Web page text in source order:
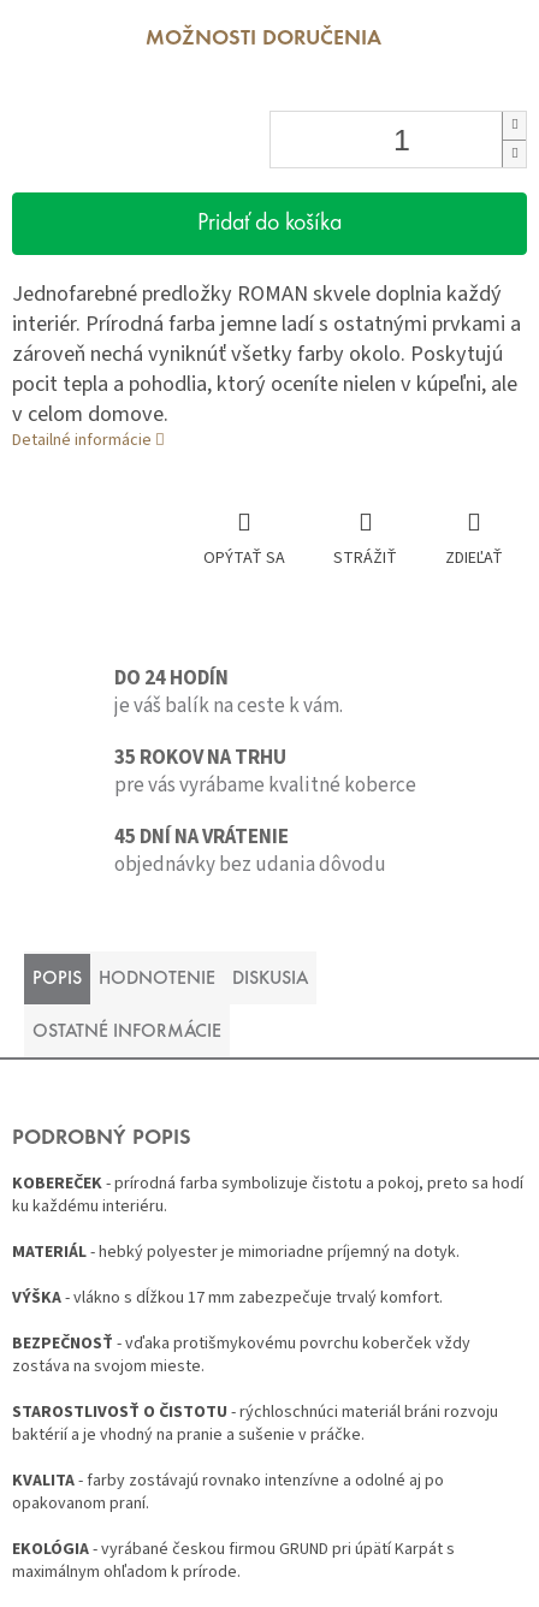
MOŽNOSTI DORUČENIA
Pridať do košíka
Jednofarebné predložky ROMAN skvele doplnia každý
interiér. Prírodná farba jemne ladí s ostatnými prvkami a
zároveň nechá vyniknúť všetky farby okolo. Poskytujú
pocit tepla a pohodlia, ktorý oceníte nielen v kúpeľni, ale
v celom domove.
Detailné informácie
OPÝTAŤ SA STRÁŽIŤ ZDIEĽAŤ
DO 24 HODÍN
je váš balík na ceste k vám.
35 ROKOV NA TRHU
pre vás vyrábame kvalitné koberce
45 DNÍ NA VRÁTENIE
objednávky bez udania dôvodu
POPIS HODNOTENIE DISKUSIA
OSTATNÉ INFORMÁCIE
PODROBNÝ POPIS
KOBEREČEK- prírodná farba symbolizuje čistotu a pokoj, preto sa hodí
ku každému interiéru.
MATERIÁL- hebký polyester je mimoriadne príjemný na dotyk.
VÝŠKA- vlákno s dĺžkou 17 mm zabezpečuje trvalý komfort.
BEZPEČNOSŤ - vďaka protišmykovému povrchu koberček vždy
zostáva na svojom mieste.
STAROSTLIVOSŤ O ČISTOTU - rýchloschnúci materiál bráni rozvoju
baktérií a je vhodný na pranie a sušenie v práčke.
KVALITA- farby zostávajú rovnako intenzívne a odolné aj po
opakovanom praní.
EKOLÓGIA- vyrábané českou firmou GRUND pri úpätí Karpát s
maximálnym ohľadom k prírode.